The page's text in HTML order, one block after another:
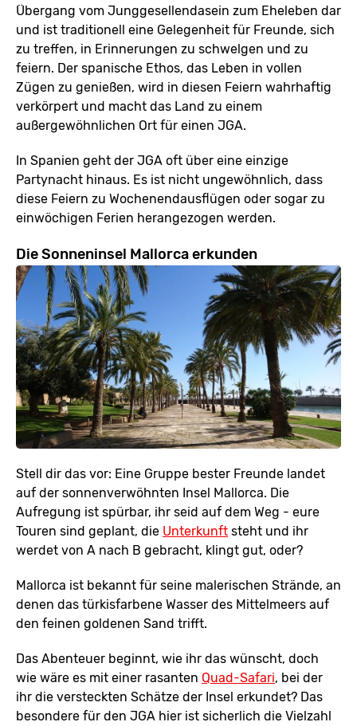
Übergang vom Junggesellendasein zum Eheleben dar
und ist traditionell eine Gelegenheit für Freunde, sich
zu treffen, in Erinnerungen zu schwelgen und zu
feiern. Der spanische Ethos, das Leben in vollen
Zügen zu genießen, wird in diesen Feiern wahrhaftig
verkörpert und macht das Land zu einem
außergewöhnlichen Ort für einen JGA.
In Spanien geht der JGA oft über eine einzige
Partynacht hinaus. Es ist nicht ungewöhnlich, dass
diese Feiern zu Wochenendausflügen oder sogar zu
einwöchigen Ferien herangezogen werden.
Die Sonneninsel Mallorca erkunden
Stell dir das vor: Eine Gruppe bester Freunde landet
auf der sonnenverwöhnten Insel Mallorca. Die
Aufregung ist spürbar, ihr seid auf dem Weg - eure
Touren sind geplant, die Unterkunft steht und ihr
werdet von A nach B gebracht, klingt gut, oder?
Mallorca ist bekannt für seine malerischen Strände, an
denen das türkisfarbene Wasser des Mittelmeers auf
den feinen goldenen Sand trifft.
Das Abenteuer beginnt, wie ihr das wünscht, doch
wie wäre es mit einer rasanten Quad-Safari, bei der
ihr die versteckten Schätze der Insel erkundet? Das
besondere für den JGA hier ist sicherlich die Vielzahl